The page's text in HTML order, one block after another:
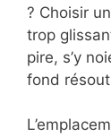
? Choisir
trop
pire, s’y
fond